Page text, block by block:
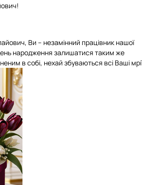
Ви – незамінний працівник нашої
народження залишатися таким же
в собі, нехай збуваються всі Ваші